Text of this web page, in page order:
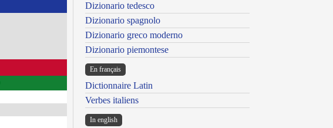
Dizionario tedesco
Dizionario spagnolo
Dizionario greco moderno
Dizionario piemontese
En français
Dictionnaire Latin
Verbes italiens
In english